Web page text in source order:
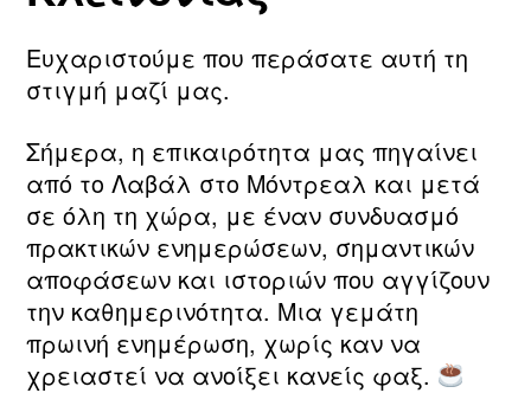
Ευχαριστούμε που περάσατε αυτή τη
στιγμή μαζί μας.
Σήμερα, η επικαιρότητα μας πηγαίνει
από το Λαβάλ στο Μόντρεαλ και μετά
σε όλη τη χώρα, με έναν συνδυασμό
πρακτικών ενημερώσεων, σημαντικών
αποφάσεων και ιστοριών που αγγίζουν
την καθημερινότητα. Μια γεμάτη
πρωινή ενημέρωση, χωρίς καν να
χρειαστεί να ανοίξει κανείς φαξ.